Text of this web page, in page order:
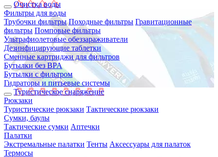
Очистка воды
Фильтры для воды
Трубочки фильтры Походные фильтры Гравитационные
фильтры Помповые фильтры
Ультрафиолетовые обеззараживатели
Дезинфицирующие таблетки
Сменные картриджи для фильтров
Бутылки без BPA
Бутылки с фильтром
Гидраторы и питьевые системы
Туристическое снаряжение
Рюкзаки
Туристические рюкзаки Тактические рюкзаки
Сумки, баулы
Тактические сумки Аптечки
Палатки
Экстремальные палатки Тенты Аксессуары для палаток
Термосы